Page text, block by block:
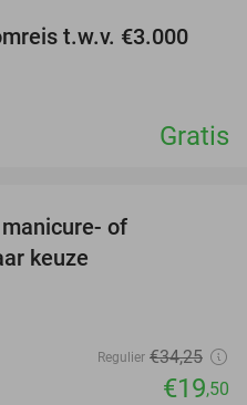
t.w.v. €3.000
Gratis
of
keuze
Regulier €34,25
€19,50